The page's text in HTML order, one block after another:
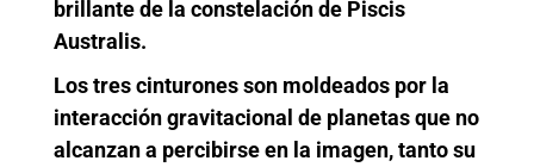
brillante de la constelación de Piscis
Australis.
Los tres cinturones son moldeados por la
interacción gravitacional de planetas que no
alcanzan a percibirse en la imagen, tanto su